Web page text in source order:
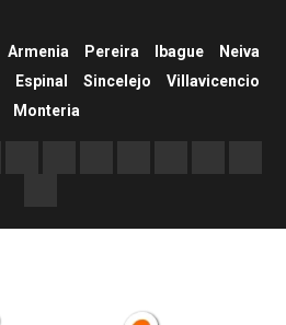
Armenia Pereira Ibague
Neiva
Espinal Sincelejo
Villavicencio
Monteria